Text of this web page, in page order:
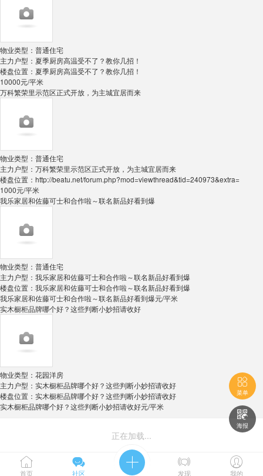
物业类型： 普通住宅
主力户型： 夏季厨房高温受不了？教你几招！
楼盘位置： 夏季厨房高温受不了？教你几招！
10000元/平米
万科繁荣里示范区正式开放，为主城宜居而来
物业类型： 普通住宅
主力户型： 万科繁荣里示范区正式开放，为主城宜居而来
楼盘位置： http://beatu.net/forum.php?mod=viewthread&tid=240973&extra=
1000元/平米
我乐家居和佐藤可士和合作啦～联名新品好看到爆
物业类型： 普通住宅
主力户型： 我乐家居和佐藤可士和合作啦～联名新品好看到爆
楼盘位置： 我乐家居和佐藤可士和合作啦～联名新品好看到爆
我乐家居和佐藤可士和合作啦～联名新品好看到爆元/平米
实木橱柜品牌哪个好？这些判断小妙招请收好
物业类型： 花园洋房
主力户型： 实木橱柜品牌哪个好？这些判断小妙招请收好
楼盘位置： 实木橱柜品牌哪个好？这些判断小妙招请收好
实木橱柜品牌哪个好？这些判断小妙招请收好元/平米
正在加载...

菜单

海报

首页

社区
 
发现

我的